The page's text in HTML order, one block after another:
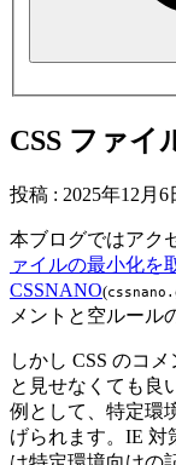
CSS ファイ
投稿 : 2025年12月6
本ブログではアク
ァイルの最小化を
CSSNANO(
メントと空ルール
しかし CSS のコ
と見せなくても良
例として、特定環
げられます。IE 対